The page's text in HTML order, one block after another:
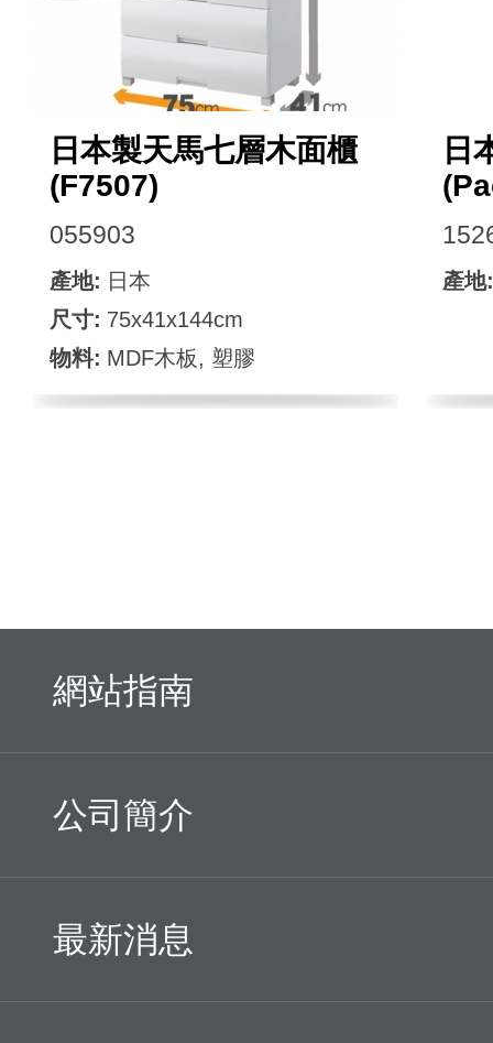
日本製天馬七層木面櫃
(F7507)
055903
產地: 日本
尺寸: 75x41x144cm
物料: MDF木板, 塑膠
日
產地:
網站指南
公司簡介
最新消息